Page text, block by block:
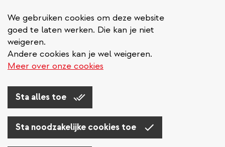
We gebruiken cookies om deze website
goed te laten werken. Die kan je niet
weigeren.
Andere cookies kan je wel weigeren.
Meer over onze cookies
Sta alles toe
Sta noodzakelijke cookies toe